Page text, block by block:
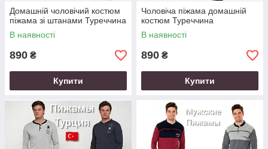
Домашній чоловічий костюм
піжама зі штанами Туреччина
В наявності
890 ₴
Купити
Чоловіча піжама домашній
костюм Туреччина
В наявності
890 ₴
Купити